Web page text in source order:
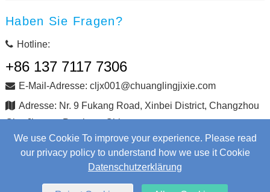
We use Cookie To improve your experience. Please read
our privacy policy to understand how we use it Cookie
Datenschutzerklärung
Haben Sie Fragen?
Hotline:
+86 137 7117 7306
E-Mail-Adresse: cljx001@chuanglingjixie.com
Adresse: Nr. 9 Fukang Road, Xinbei District, Changzhou
City, Jiangsu Province, China
Copyright © Changzhou Chuangling Machinery Co., Ltd. Alle
Sitemap
Nachrichten RSS XML-Dateien